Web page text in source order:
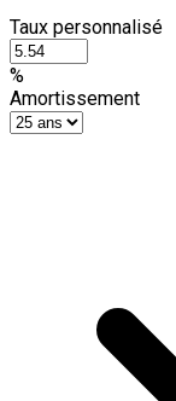
Taux personnalisé
%
Amortissement